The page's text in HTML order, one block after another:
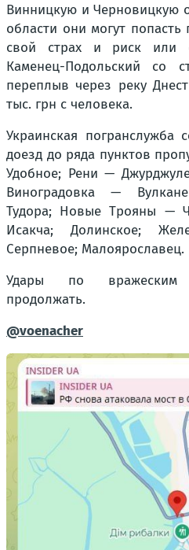
Винницкую и Черновицкую
области они могут попасть
свой страх и риск или
Каменец-Подольский со
переплыв через реку
тыс. грн с человека.
Украинская погранслужба
доезд до ряда пунктов
Удобное; Рени —
Виноградовка —
Тудора; Новые Трояны —
Исакча; Долинское;
Серпневое; Малоярославец.
Удары по вражеским
продолжать.
@voenacher